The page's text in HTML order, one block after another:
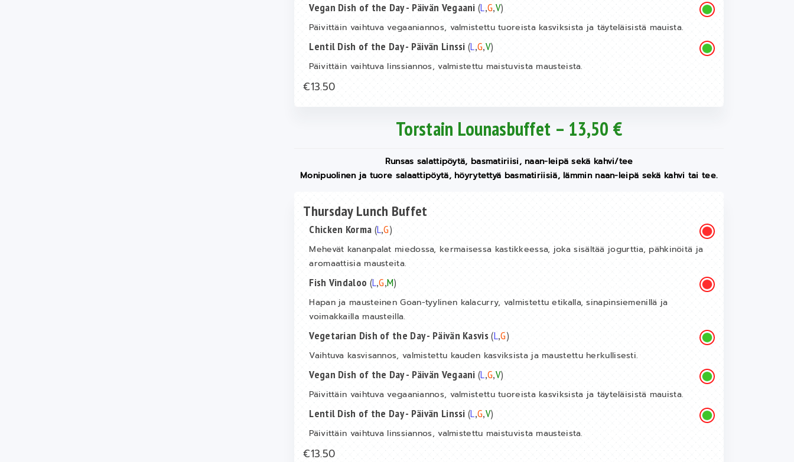
Vegan Dish of the Day - Päivän Vegaani (L,G,V)
Päivittäin vaihtuva vegaaniannos, valmistettu tuoreista kasviksista ja täyteläisistä mauista.
Lentil Dish of the Day - Päivän Linssi(L,G,V)
Päivittäin vaihtuva linssiannos, valmistettu maistuvista mausteista.
€13.50
Torstain Lounasbuffet – 13,50 €
Runsas salattipöytä, basmatiriisi, naan-leipä sekä kahvi/tee
Monipuolinen ja tuore salaattipöytä, höyrytettyä basmatiriisiä, lämmin naan-leipä sekä kahvi tai tee.
Thursday Lunch Buffet
Chicken Korma (L,G)
Mehevät kananpalat miedossa, kermaisessa kastikkeessa, joka sisältää jogurttia, pähkinöitä ja
aromaattisia mausteita.
Fish Vindaloo (L,G,M)
Hapan ja mausteinen Goan-tyylinen kalacurry, valmistettu etikalla, sinapinsiemenillä ja
voimakkailla mausteilla.
Vegetarian Dish of the Day - Päivän Kasvis(L,G)
Vaihtuva kasvisannos, valmistettu kauden kasviksista ja maustettu herkullisesti.
Vegan Dish of the Day - Päivän Vegaani (L,G,V)
Päivittäin vaihtuva vegaaniannos, valmistettu tuoreista kasviksista ja täyteläisistä mauista.
Lentil Dish of the Day - Päivän Linssi(L,G,V)
Päivittäin vaihtuva linssiannos, valmistettu maistuvista mausteista.
€13.50